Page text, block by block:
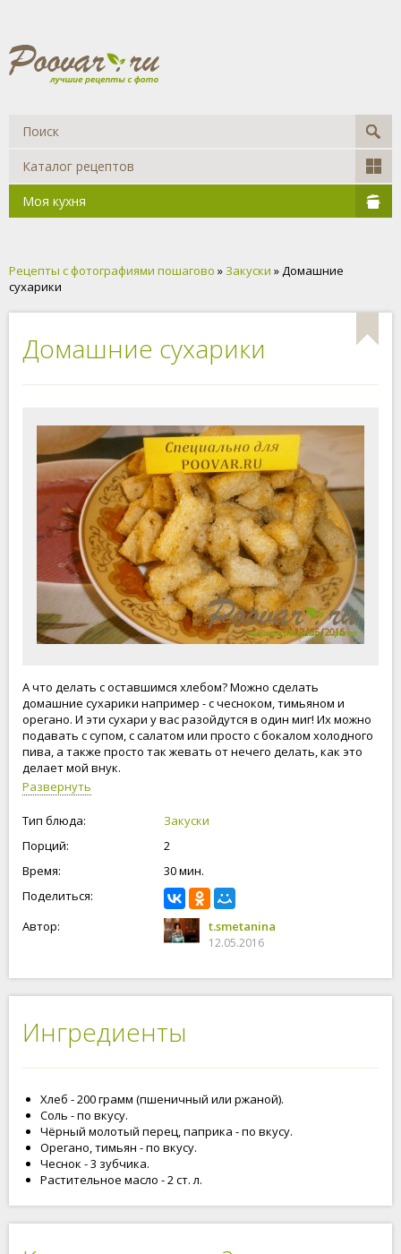
Каталог рецептов
Моя кухня
Рецепты с фотографиями пошагово » Закуски » Домашние
сухарики
Домашние сухарики
А что делать с оставшимся хлебом? Можно сделать
домашние сухарики например - с чесноком, тимьяном и
орегано. И эти сухари у вас разойдутся в один миг! Их можно
подавать с супом, с салатом или просто с бокалом холодного
пива, а также просто так жевать от нечего делать, как это
делает мой внук.
Развернуть
Тип блюда:
Закуски
Порций:
2
Время:
30 мин.
Поделиться:
Автор:
t.smetanina
12.05.2016
Ингредиенты
Хлеб - 200 грамм (пшеничный или ржаной).
Соль - по вкусу.
Чёрный молотый перец, паприка - по вкусу.
Орегано, тимьян - по вкусу.
Чеснок - 3 зубчика.
Растительное масло - 2 ст. л.